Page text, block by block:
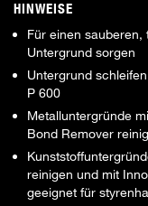
HINWEISE
Für einen
Untergrund sorgen
Untergrund
P 600
Metalluntergründe
Bond Remover
reinigen und mit
geeignet für